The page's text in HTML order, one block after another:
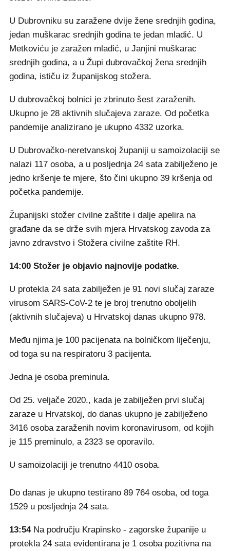
U Dubrovniku su zaražene dvije žene srednjih godina,
jedan muškarac srednjih godina te jedan mladić. U
Metkoviću je zaražen mladić, u Janjini muškarac
srednjih godina, a u Župi dubrovačkoj žena srednjih
godina, ističu iz županijskog stožera.
U dubrovačkoj bolnici je zbrinuto šest zaraženih.
Ukupno je 28 aktivnih slučajeva zaraze. Od početka
pandemije analizirano je ukupno 4332 uzorka.
U Dubrovačko-neretvanskoj županiji u samoizolaciji se
nalazi 117 osoba, a u posljednja 24 sata zabilježeno je
jedno kršenje te mjere, što čini ukupno 39 kršenja od
početka pandemije.
Županijski stožer civilne zaštite i dalje apelira na
građane da se drže svih mjera Hrvatskog zavoda za
javno zdravstvo i Stožera civilne zaštite RH.
14:00 Stožer je objavio najnovije podatke.
U protekla 24 sata zabilježen je 91 novi slučaj zaraze
virusom SARS-CoV-2 te je broj trenutno oboljelih
(aktivnih slučajeva) u Hrvatskoj danas ukupno 978.
Među njima je 100 pacijenata na bolničkom liječenju,
od toga su na respiratoru 3 pacijenta.
Jedna je osoba preminula.
Od 25. veljače 2020., kada je zabilježen prvi slučaj
zaraze u Hrvatskoj, do danas ukupno je zabilježeno
3416 osoba zaraženih novim koronavirusom, od kojih
je 115 preminulo, a 2323 se oporavilo.
U samoizolaciji je trenutno 4410 osoba.
Do danas je ukupno testirano 89 764 osoba, od toga
1529 u posljednja 24 sata.
13:54Na području Krapinsko - zagorske županije u
protekla 24 sata evidentirana je 1 osoba pozitivna na